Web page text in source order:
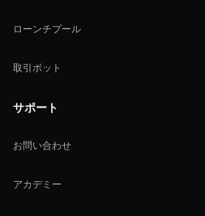
ローンチプール
取引ボット
サポート
お問い合わせ
アカデミー